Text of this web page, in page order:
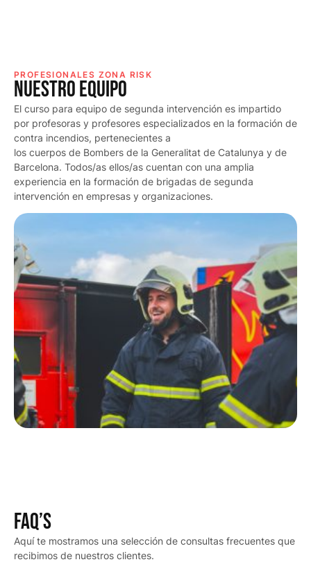
PROFESIONALES ZONA RISK
NUESTRO EQUiPO
El curso para equipo de segunda intervención es impartido
por profesoras y profesores especializados en la formación de
contra incendios, pertenecientes a
los cuerpos de Bombers de la Generalitat de Catalunya y de
Barcelona. Todos/as ellos/as cuentan con una amplia
experiencia en la formación de brigadas de segunda
intervención en empresas y organizaciones.
FAQ’s
Aquí te mostramos una selección de consultas frecuentes que
recibimos de nuestros clientes.